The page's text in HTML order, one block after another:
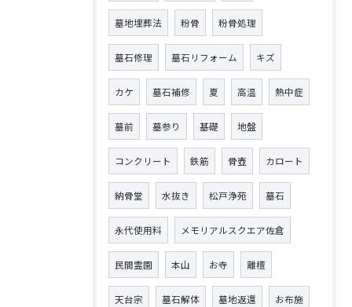
墓地埋葬法 粉骨 粉骨処理
墓石修理 墓石リフォーム キズ
カケ 墓石補修 夏 高温 熱中症
墓前 墓参り 基礎 地盤
コンクリート 鉄筋 骨壺 カロート
納骨堂 水抜き 松戸浄苑 墓石
永代使用料 メモリアルスクエア佐倉
民間霊園 本山 お寺 離檀
天台宗 墓石解体 墓地返還 お布施